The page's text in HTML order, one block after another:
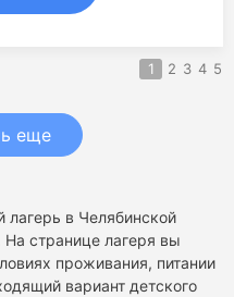
1 2 3 4 5
еще
лагерь в Челябинской
странице лагеря вы
проживания, питании
вариант детского